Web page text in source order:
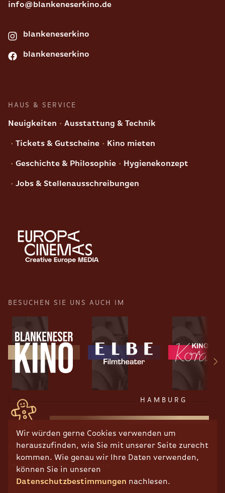
Wir würden gerne Cookies verwenden um
herauszufinden, wie Sie mit unserer Seite zurecht
kommen. Wie genau wir Ihre Daten verwenden,
können Sie in unseren
Datenschutzbestimmungen nachlesen.
info@blankeneserkino.de
blankeneserkino
blankeneserkino
HAUS & SERVICE
Neuigkeiten Ausstattung & Technik
Tickets & Gutscheine Kino mieten
Geschichte & Philosophie Hygienekonzept
Jobs & Stellenausschreibungen
BESUCHEN SIE UNS AUCH IM
HAMBURG
RECHTLICHES
Impressum Datenschutz